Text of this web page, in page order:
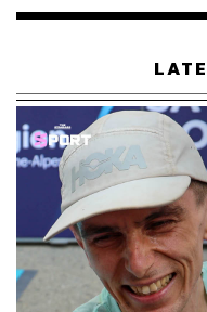
เรือนไทยที่ถูกซุกไว้